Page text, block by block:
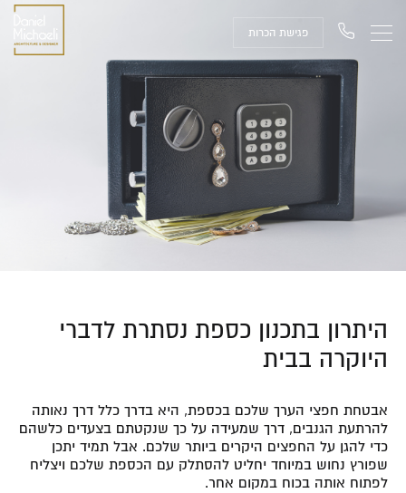
פגישת הכרות
היתרון בתכנון כספת נסתרת לדברי
היוקרה בבית
אבטחת חפצי הערך שלכם בכספת, היא בדרך כלל דרך נאותה
להרתעת הגנבים, דרך שמעידה על כך שנקטתם בצעדים כלשהם
כדי להגן על החפצים היקרים ביותר שלכם. אבל תמיד יתכן
שפורץ נחוש במיוחד יחליט להסתלק עם הכספת שלכם ויצליח
לפתוח אותה בכוח במקום אחר.